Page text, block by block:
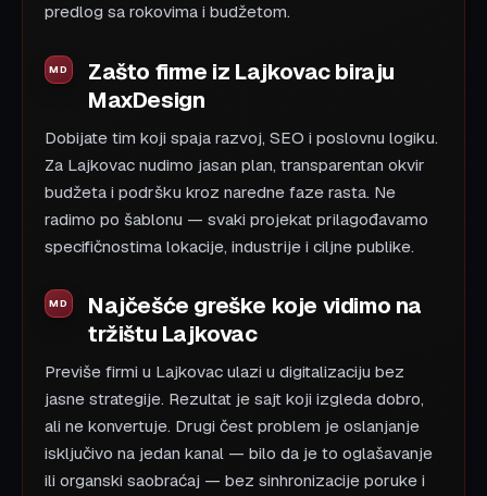
predlog sa rokovima i budžetom.
Zašto firme iz Lajkovac biraju
MaxDesign
Dobijate tim koji spaja razvoj, SEO i poslovnu logiku.
Za Lajkovac nudimo jasan plan, transparentan okvir
budžeta i podršku kroz naredne faze rasta. Ne
radimo po šablonu — svaki projekat prilagođavamo
specifičnostima lokacije, industrije i ciljne publike.
Najčešće greške koje vidimo na
tržištu Lajkovac
Previše firmi u Lajkovac ulazi u digitalizaciju bez
jasne strategije. Rezultat je sajt koji izgleda dobro,
ali ne konvertuje. Drugi čest problem je oslanjanje
isključivo na jedan kanal — bilo da je to oglašavanje
ili organski saobraćaj — bez sinhronizacije poruke i